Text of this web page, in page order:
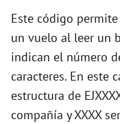
Este código
un vuelo al leer un
indican el número
caracteres. En este
estructura de
compañía y XXXX